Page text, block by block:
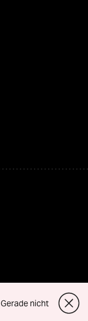
Gerade nicht